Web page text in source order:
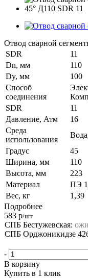
Отвод сварной
SDR
11
Dn, мм
110
Dy, мм
100
Способ
соединения
SDR
11
Давление, Атм
16
Среда
использования
Градус
45
Ширина, мм
110
Высота, мм
223
Материал
ПЭ
Вес, кг
1,39
Подробнее
583 р/шт
СПБ Бестужевская:
СПБ Орджоникидзе
-
В корзину
Купить в 1 клик